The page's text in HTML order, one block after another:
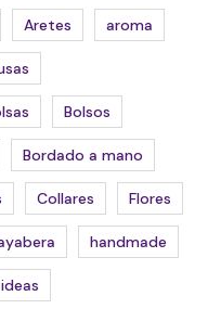
Aretes aroma
Bolsos
Bordado a mano
Collares Flores
handmade
ideas